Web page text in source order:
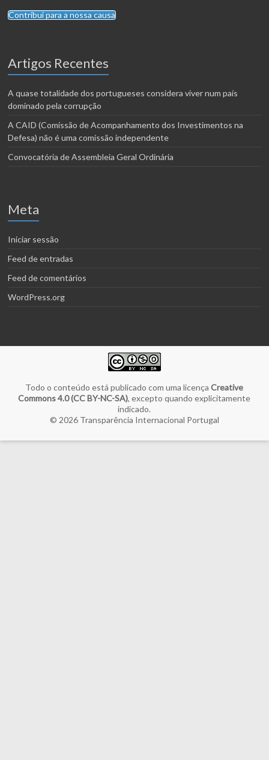
Contribui para a nossa causa
Artigos Recentes
A quase totalidade dos portugueses considera viver num país
dominado pela corrupção
A CAID (Comissão de Acompanhamento dos Investimentos na
Defesa) não é uma comissão independente
Convocatória de Assembleia Geral Ordinária
Meta
Iniciar sessão
Feed de entradas
Feed de comentários
WordPress.org
Todo o conteúdo está publicado com uma licençaCreative
Commons 4.0 (CC BY-NC-SA), excepto quando explicitamente
indicado.
© 2026 Transparência Internacional Portugal